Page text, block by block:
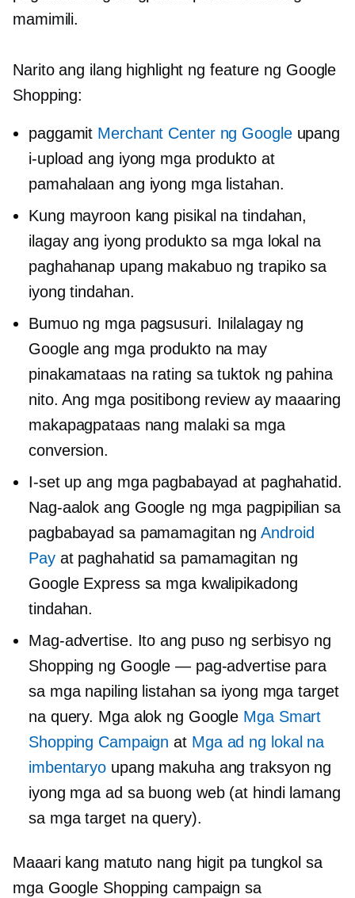
mamimili.
Narito ang ilang highlight ng feature ng Google
Shopping:
paggamit Merchant Center ng Googleupang
i-upload ang iyong mga produkto at
pamahalaan ang iyong mga listahan.
Kung mayroon kang pisikal na tindahan,
ilagay ang iyong produkto sa mga lokal na
paghahanap upang makabuo ng trapiko sa
iyong tindahan.
Bumuo ng mga pagsusuri. Inilalagay ng
Google ang mga produkto na may
pinakamataas na rating sa tuktok ng pahina
nito. Ang mga positibong review ay maaaring
makapagpataas nang malaki sa mga
conversion.
I-set up ang mga pagbabayad at paghahatid.
Nag-aalok ang Google ng mga pagpipilian sa
pagbabayad sa pamamagitan ngAndroid
Payat paghahatid sa pamamagitan ng
Google Express sa mga kwalipikadong
tindahan.
Mag-advertise. Ito ang puso ng serbisyo ng
Shopping ng Google — pag-advertise para
sa mga napiling listahan sa iyong mga target
na query. Mga alok ng Google Mga Smart
Shopping Campaign at Mga ad ng lokal na
imbentaryo upang makuha ang traksyon ng
iyong mga ad sa buong web (at hindi lamang
sa mga target na query).
Maaari kang matuto nang higit pa tungkol sa
mga Google Shopping campaign sa